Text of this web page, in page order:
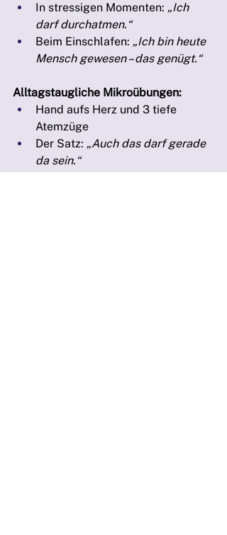
In stressigen Momenten: „Ich
darf durchatmen.“
Beim Einschlafen: „Ich bin heute
Mensch gewesen – das genügt.“
Alltagstaugliche Mikroübungen:
Hand aufs Herz und 3 tiefe
Atemzüge
Der Satz: „Auch das darf gerade
da sein.“